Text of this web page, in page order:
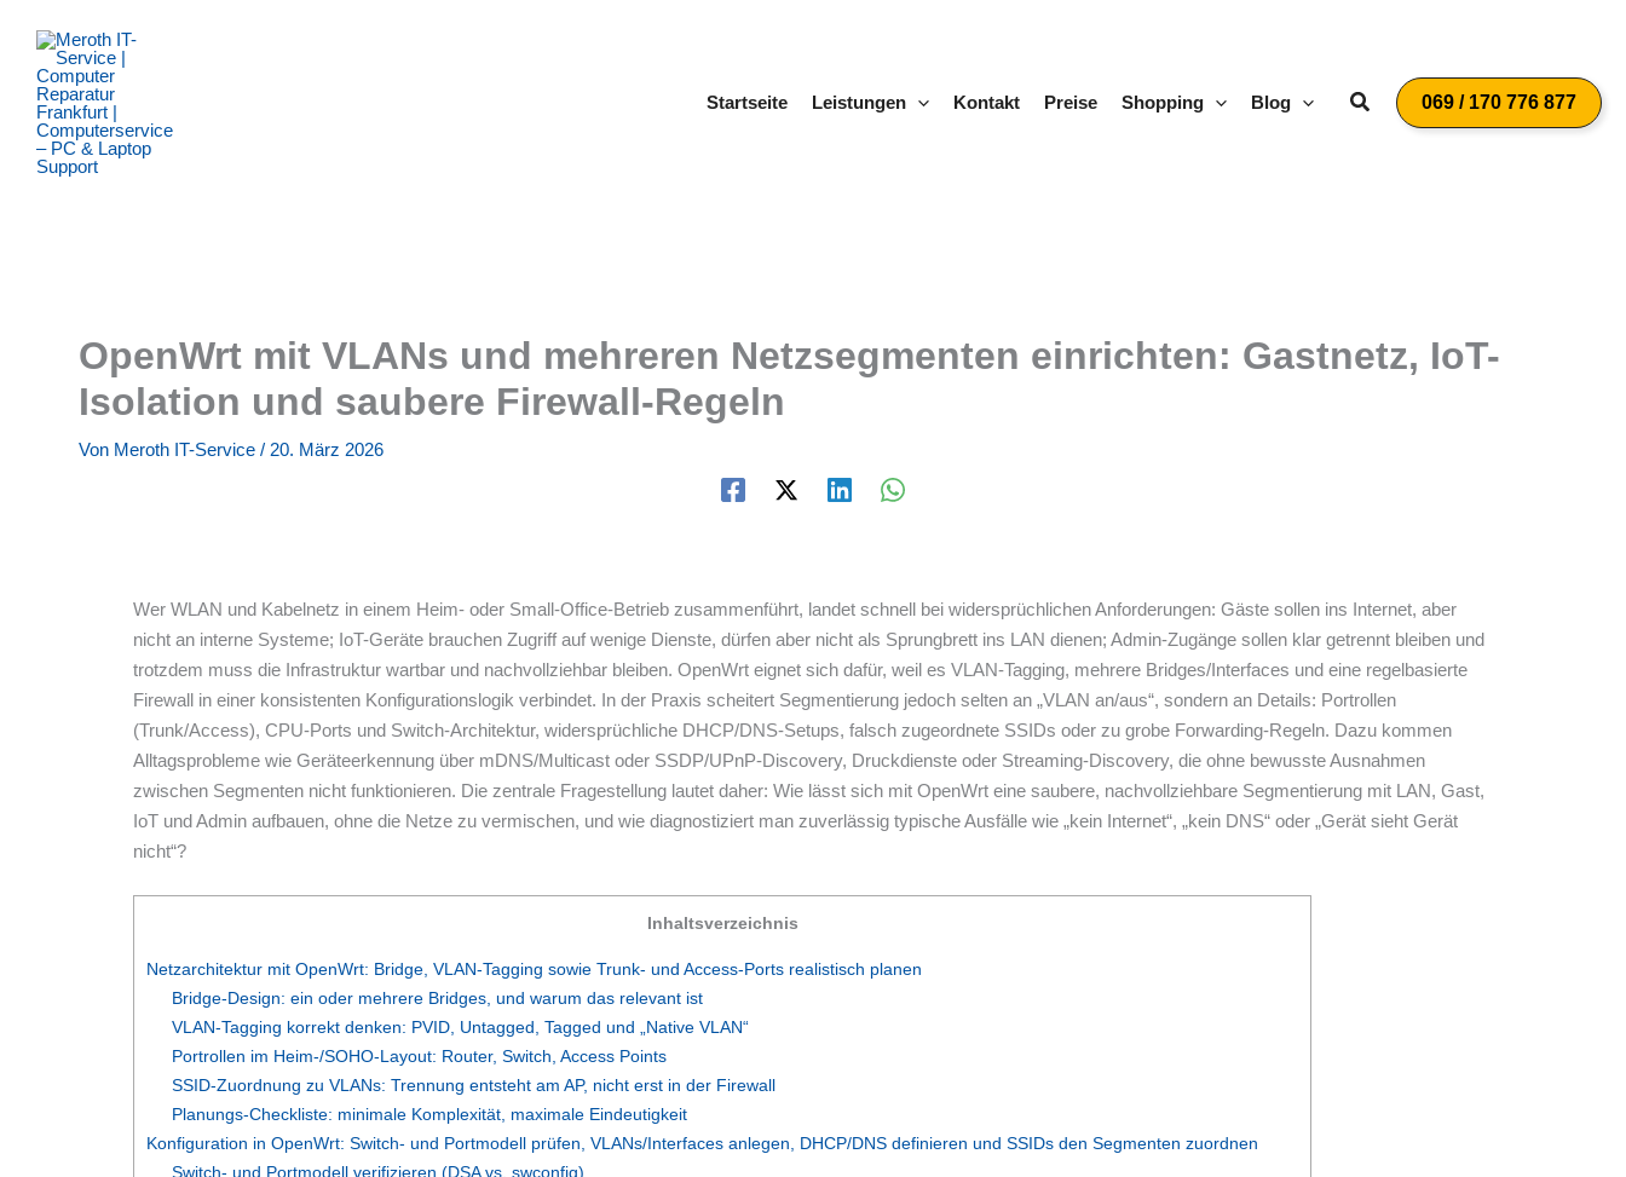
Inhalt
springen
Startseite
Leistungen Kontakt Preise Shopping Blog Suchen069 / 170 776 877
OpenWrt mit VLANs und mehreren Netzsegmenten einrichten: Gastnetz, IoT-
Isolation und saubere Firewall-Regeln
Von Meroth IT-Service / 20. März 2026
Wer WLAN und Kabelnetz in einem Heim- oder Small-Office-Betrieb zusammenführt, landet schnell bei widersprüchlichen Anforderungen: Gäste sollen ins Internet, aber
nicht an interne Systeme; IoT-Geräte brauchen Zugriff auf wenige Dienste, dürfen aber nicht als Sprungbrett ins LAN dienen; Admin-Zugänge sollen klar getrennt bleiben und
trotzdem muss die Infrastruktur wartbar und nachvollziehbar bleiben. OpenWrt eignet sich dafür, weil es VLAN-Tagging, mehrere Bridges/Interfaces und eine regelbasierte
Firewall in einer konsistenten Konfigurationslogik verbindet. In der Praxis scheitert Segmentierung jedoch selten an „VLAN an/aus“, sondern an Details: Portrollen
(Trunk/Access), CPU-Ports und Switch-Architektur, widersprüchliche DHCP/DNS-Setups, falsch zugeordnete SSIDs oder zu grobe Forwarding-Regeln. Dazu kommen
Alltagsprobleme wie Geräteerkennung über mDNS/Multicast oder SSDP/UPnP-Discovery, Druckdienste oder Streaming-Discovery, die ohne bewusste Ausnahmen
zwischen Segmenten nicht funktionieren. Die zentrale Fragestellung lautet daher: Wie lässt sich mit OpenWrt eine saubere, nachvollziehbare Segmentierung mit LAN, Gast,
IoT und Admin aufbauen, ohne die Netze zu vermischen, und wie diagnostiziert man zuverlässig typische Ausfälle wie „kein Internet“, „kein DNS“ oder „Gerät sieht Gerät
nicht“?
Inhaltsverzeichnis
Netzarchitektur mit OpenWrt: Bridge, VLAN-Tagging sowie Trunk- und Access-Ports realistisch planen
Bridge-Design: ein oder mehrere Bridges, und warum das relevant ist
VLAN-Tagging korrekt denken: PVID, Untagged, Tagged und „Native VLAN“
Portrollen im Heim-/SOHO-Layout: Router, Switch, Access Points
SSID-Zuordnung zu VLANs: Trennung entsteht am AP, nicht erst in der Firewall
Planungs-Checkliste: minimale Komplexität, maximale Eindeutigkeit
Konfiguration in OpenWrt: Switch- und Portmodell prüfen, VLANs/Interfaces anlegen, DHCP/DNS definieren und SSIDs den Segmenten zuordnen
Switch- und Portmodell verifizieren (DSA vs. swconfig)